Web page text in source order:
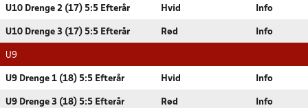
U10 Drenge 2 (17) 5:5 Efterår Hvid Info
U10 Drenge 3 (17) 5:5 Efterår Rød Info
U9
U9 Drenge 1 (18) 5:5 Efterår Hvid Info
U9 Drenge 3 (18) 5:5 Efterår Rød Info